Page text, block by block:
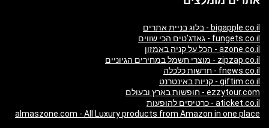
bigapple.co.il - בלוג בניית אתרים
fungets.co.il - גאדג'טים הכי שווים
azone.co.il - הכל על קניה באמזון
zipzap.co.il - מוצרי חשמל במחירים הגיוניים
fnews.co.il - חדשות כלכלה
giftim.co.il - קניות באינטרנט
ezzytour.com - חופשות בארץ ובעולם
aticket.co.il - כרטיסים להופעות
almaszone.com - All Luxury products from Amazon in one place